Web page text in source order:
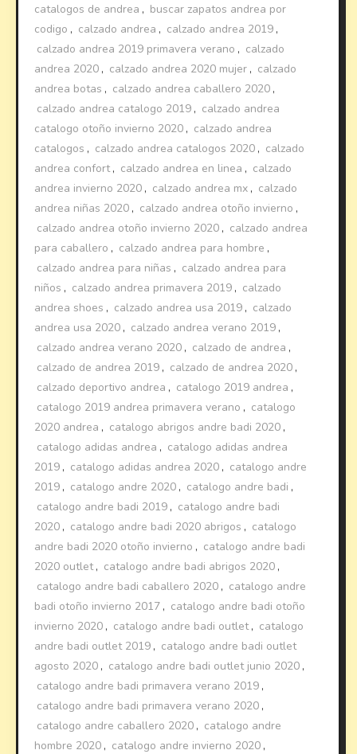
catalogos de andrea , buscar zapatos andrea por
codigo , calzado andrea , calzado andrea 2019 ,
calzado andrea 2019 primavera verano , calzado
andrea 2020 , calzado andrea 2020 mujer , calzado
andrea botas , calzado andrea caballero 2020 ,
calzado andrea catalogo 2019 , calzado andrea
catalogo otoño invierno 2020 , calzado andrea
catalogos , calzado andrea catalogos 2020 , calzado
andrea confort, calzado andrea en linea , calzado
andrea invierno 2020 , calzado andrea mx , calzado
andrea niñas 2020 , calzado andrea otoño invierno ,
calzado andrea otoño invierno 2020 , calzado andrea
para caballero , calzado andrea para hombre ,
calzado andrea para niñas , calzado andrea para
niños , calzado andrea primavera 2019 , calzado
andrea shoes , calzado andrea usa 2019 , calzado
andrea usa 2020 , calzado andrea verano 2019 ,
calzado andrea verano 2020 , calzado de andrea ,
calzado de andrea 2019 , calzado de andrea 2020 ,
calzado deportivo andrea , catalogo 2019 andrea ,
catalogo 2019 andrea primavera verano , catalogo
2020 andrea , catalogo abrigos andre badi 2020 ,
catalogo adidas andrea , catalogo adidas andrea
2019 , catalogo adidas andrea 2020 , catalogo andre
2019 , catalogo andre 2020 , catalogo andre badi ,
catalogo andre badi 2019 , catalogo andre badi
2020 , catalogo andre badi 2020 abrigos , catalogo
andre badi 2020 otoño invierno , catalogo andre badi
2020 outlet, catalogo andre badi abrigos 2020 ,
catalogo andre badi caballero 2020 , catalogo andre
badi otoño invierno 2017 , catalogo andre badi otoño
invierno 2020 , catalogo andre badi outlet, catalogo
andre badi outlet 2019 , catalogo andre badi outlet
agosto 2020 , catalogo andre badi outlet junio 2020 ,
catalogo andre badi primavera verano 2019 ,
catalogo andre badi primavera verano 2020 ,
catalogo andre caballero 2020 , catalogo andre
hombre 2020 , catalogo andre invierno 2020 ,